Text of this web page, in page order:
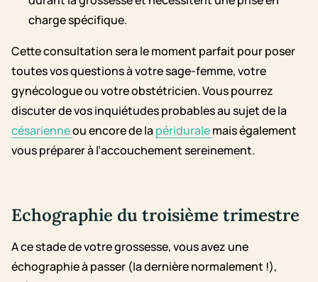
charge spécifique.
Cette consultation sera le moment parfait pour poser
toutes vos questions à votre sage-femme, votre
gynécologue ou votre obstétricien. Vous pourrez
discuter de vos inquiétudes probables au sujet de la
césarienneou encore de la périduralemais également
vous préparer à l’accouchement sereinement.
Echographie du troisième trimestre
A ce stade de votre grossesse, vous avez une
échographie à passer (la dernière normalement !),